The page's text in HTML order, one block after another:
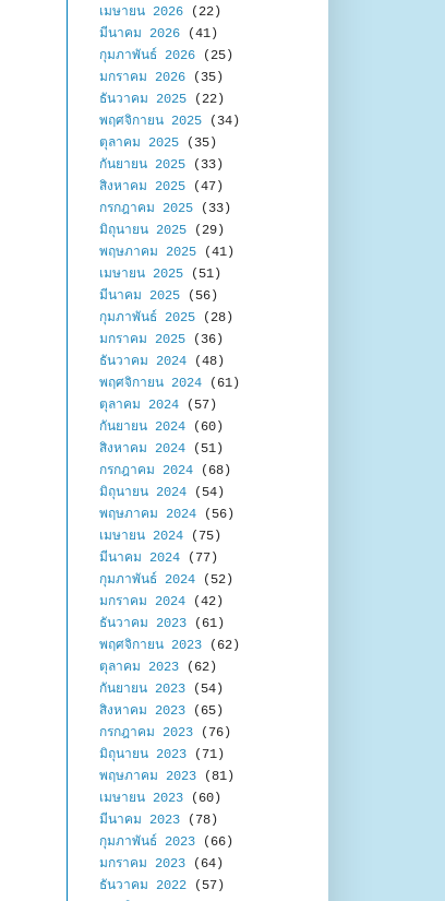
เมษายน 2026 (22)
มีนาคม 2026 (41)
กุมภาพันธ์ 2026 (25)
มกราคม 2026 (35)
ธันวาคม 2025 (22)
พฤศจิกายน 2025 (34)
ตุลาคม 2025 (35)
กันยายน 2025 (33)
สิงหาคม 2025 (47)
กรกฎาคม 2025 (33)
มิถุนายน 2025 (29)
พฤษภาคม 2025 (41)
เมษายน 2025 (51)
มีนาคม 2025 (56)
กุมภาพันธ์ 2025 (28)
มกราคม 2025 (36)
ธันวาคม 2024 (48)
พฤศจิกายน 2024 (61)
ตุลาคม 2024 (57)
กันยายน 2024 (60)
สิงหาคม 2024 (51)
กรกฎาคม 2024 (68)
มิถุนายน 2024 (54)
พฤษภาคม 2024 (56)
เมษายน 2024 (75)
มีนาคม 2024 (77)
กุมภาพันธ์ 2024 (52)
มกราคม 2024 (42)
ธันวาคม 2023 (61)
พฤศจิกายน 2023 (62)
ตุลาคม 2023 (62)
กันยายน 2023 (54)
สิงหาคม 2023 (65)
กรกฎาคม 2023 (76)
มิถุนายน 2023 (71)
พฤษภาคม 2023 (81)
เมษายน 2023 (60)
มีนาคม 2023 (78)
กุมภาพันธ์ 2023 (66)
มกราคม 2023 (64)
ธันวาคม 2022 (57)